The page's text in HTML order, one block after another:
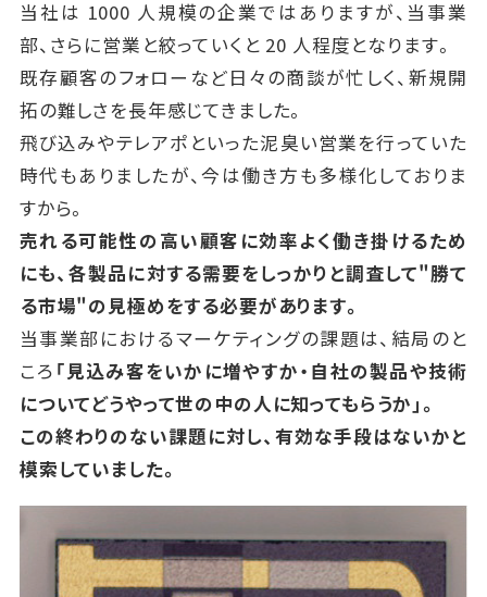
当社は 1000 人規模の企業ではありますが、当事業
部、さらに営業と絞っていくと 20 人程度となります。
既存顧客のフォローなど日々の商談が忙しく、新規開
拓の難しさを長年感じてきました。
飛び込みやテレアポといった泥臭い営業を行っていた
時代もありましたが、今は働き方も多様化しておりま
すから。
売れる可能性の高い顧客に効率よく働き掛けるため
にも、各製品に対する需要をしっかりと調査して"勝て
る市場"の見極めをする必要があります。
当事業部におけるマーケティングの課題は、結局のと
ころ 「見込み客をいかに増やすか・自社の製品や技術
についてどうやって世の中の人に知ってもらうか」。
この終わりのない課題に対し、有効な手段はないかと
模索していました。